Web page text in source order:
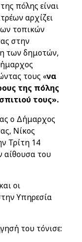
πόλης είναι
αρχίζει
τοπικών
στην
των δημοτών,
τους «να
της πόλης
τους».
ο Δήμαρχος
Νίκος
Τρίτη 14
αίθουσα του
οι
Υπηρεσία
του τόνισε: